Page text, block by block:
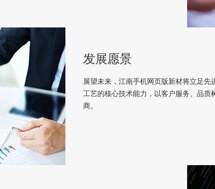
发展愿景
展望未来，江南手机网页版新材将立足
工艺的核心技术能力，以客户服务、品
商。